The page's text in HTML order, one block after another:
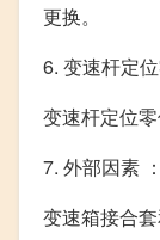
更换。
6. 变速杆定
变速杆定位
7. 外部因素 ：
变速箱接合